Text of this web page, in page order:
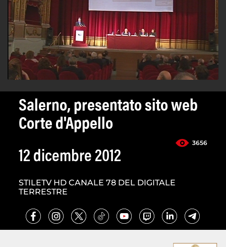
Salerno, presentato sito web
Corte d'Appello
3656
12 dicembre 2012
STILETV HD CANALE 78 DEL DIGITALE
TERRESTRE